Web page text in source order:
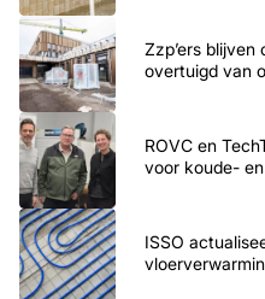
Zzp’ers
overtuigd van
ROVC en
voor koude-
ISSO